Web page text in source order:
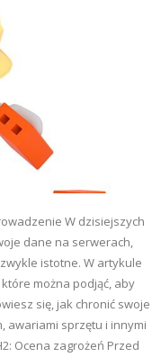
W dzisiejszych
dane na serwerach,
istotne. W artykule
można podjąć, aby
się, jak chronić swoje
awariami sprzętu i innymi
Ocena zagrożeń Przed